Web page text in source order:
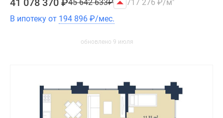
41 078 370 ₽45 642 633₽ 717 276 ₽/м
В ипотеку от 194 896 ₽/мес.
обновлено 9 июля